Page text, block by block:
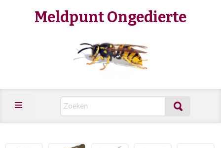
Meldpunt Ongedierte